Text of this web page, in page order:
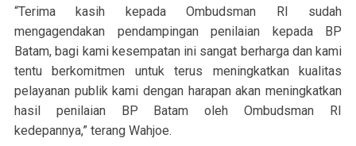
“Terima kasih kepada Ombudsman RI sudah
mengagendakan pendampingan penilaian kepada BP
Batam, bagi kami kesempatan ini sangat berharga dan kami
tentu berkomitmen untuk terus meningkatkan kualitas
pelayanan publik kami dengan harapan akan meningkatkan
hasil penilaian BP Batam oleh Ombudsman RI
kedepannya,” terang Wahjoe.